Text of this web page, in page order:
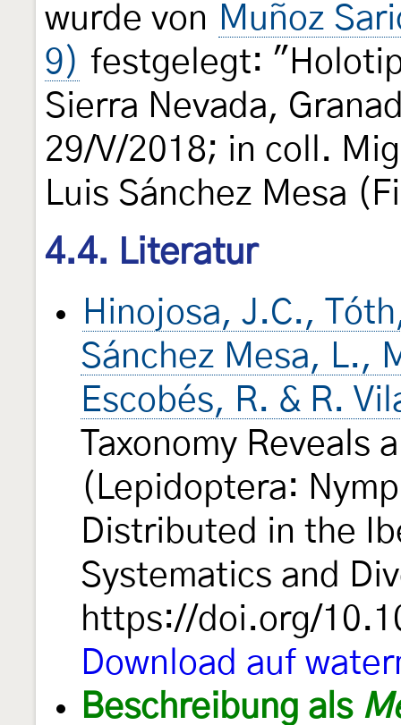
wurde von Muñoz
9) festgelegt:
Sierra Nevada,
29/V/2018; in coll.
Luis Sánchez Mesa
4.4. Literatur
Hinojosa, J.C.,
Sánchez Mesa, L.,
Escobés, R. & R.
Taxonomy Reveals
(Lepidoptera:
Distributed in the
Systematics and
https://doi.org/
Download auf
Beschreibung als